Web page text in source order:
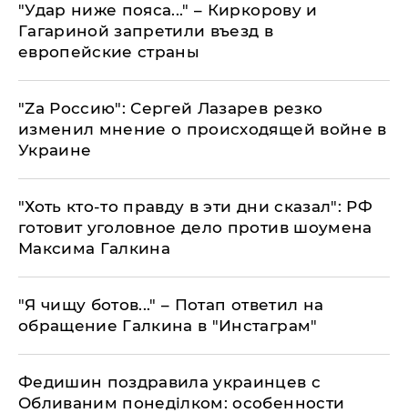
"Удар ниже пояса..." – Киркорову и
Гагариной запретили въезд в
европейские страны
"Za Россию": Сергей Лазарев резко
изменил мнение о происходящей войне в
Украине
"Хоть кто-то правду в эти дни сказал": РФ
готовит уголовное дело против шоумена
Максима Галкина
"Я чищу ботов..." – Потап ответил на
обращение Галкина в "Инстаграм"
Федишин поздравила украинцев с
Обливаним понеділком: особенности